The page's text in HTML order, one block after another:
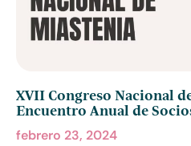
XVII Congreso Nacional
Encuentro Anual de
febrero 23, 2024